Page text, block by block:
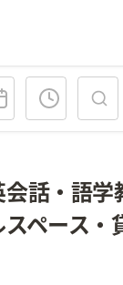
プ
話・語学
ペース・